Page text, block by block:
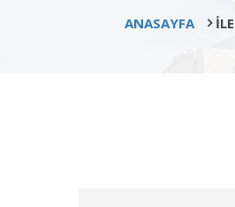
ANASAYFA